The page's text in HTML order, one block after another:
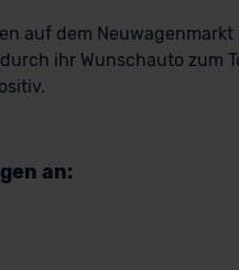
auf dem Neuwagenmarkt
ihr Wunschauto zum
an: